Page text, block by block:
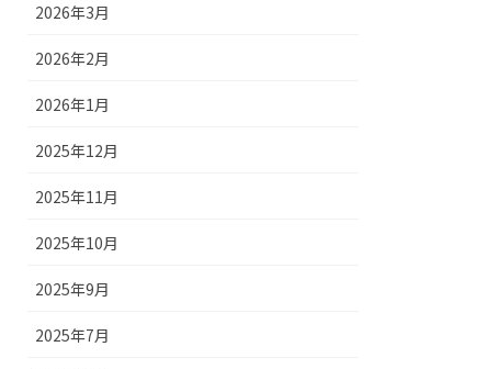
2026年3月
2026年2月
2026年1月
2025年12月
2025年11月
2025年10月
2025年9月
2025年7月